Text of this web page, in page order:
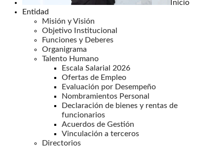
Inicio
Entidad
Misión y Visión
Objetivo Institucional
Funciones y Deberes
Organigrama
Talento Humano
Escala Salarial 2026
Ofertas de Empleo
Evaluación por Desempeño
Nombramientos Personal
Declaración de bienes y rentas de
funcionarios
Acuerdos de Gestión
Vinculación a terceros
Directorios